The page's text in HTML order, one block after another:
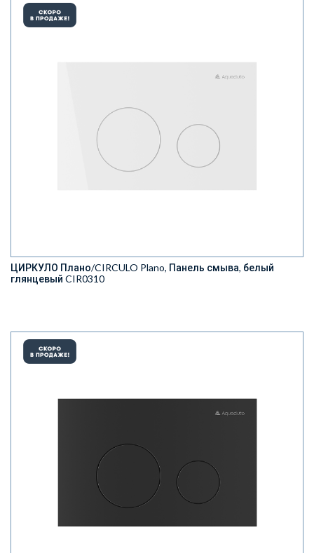
ЦИРКУЛО Плано/CIRCULO Plano, Панель смыва, белый
глянцевый CIR0310